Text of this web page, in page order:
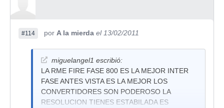
#114 por A la mierda el 13/02/2011
miguelangel1 escribió:
LA RME FIRE FASE 800 ES LA MEJOR INTER
FASE ANTES VISTA ES LA MEJOR LOS
CONVERTIDORES SON PODEROSO LA
RESOLUCION TIENES ESTABILADA ES